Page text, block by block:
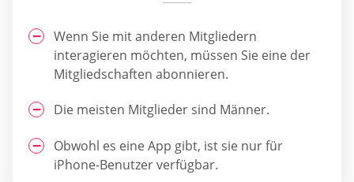
Wenn Sie mit anderen Mitgliedern
interagieren möchten, müssen Sie eine der
Mitgliedschaften abonnieren.
Die meisten Mitglieder sind Männer.
Obwohl es eine App gibt, ist sie nur für
iPhone-Benutzer verfügbar.